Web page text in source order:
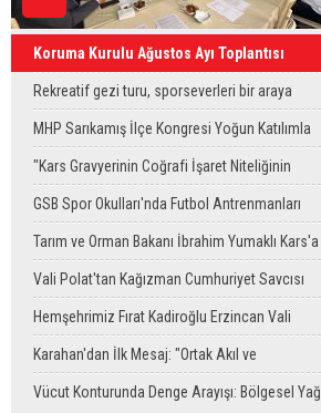
Koruma Kurulu Ağustos Ayı Toplantısı
Yapıldı
Rekreatif gezi turu, sporseverleri bir araya
getirdi
MHP Sarıkamış İlçe Kongresi Yoğun Katılımla
Gerçekleştirildi
"Kars Gravyerinin Coğrafi İşaret Niteliğinin
Güçlendirilmesi Projesi"
GSB Spor Okulları'nda Futbol Antrenmanları
Sürüyor
Tarım ve Orman Bakanı İbrahim Yumaklı Kars'a
Geliyor
Vali Polat'tan Kağızman Cumhuriyet Savcısı
Eravcı'ya Ziyaret
Hemşehrimiz Fırat Kadiroğlu Erzincan Vali
Yardımcılığına Atandı
Karahan'dan İlk Mesaj: "Ortak Akıl ve
Dayanışmayla Çalışacağız"
Vücut Konturunda Denge Arayışı: Bölgesel Yağ